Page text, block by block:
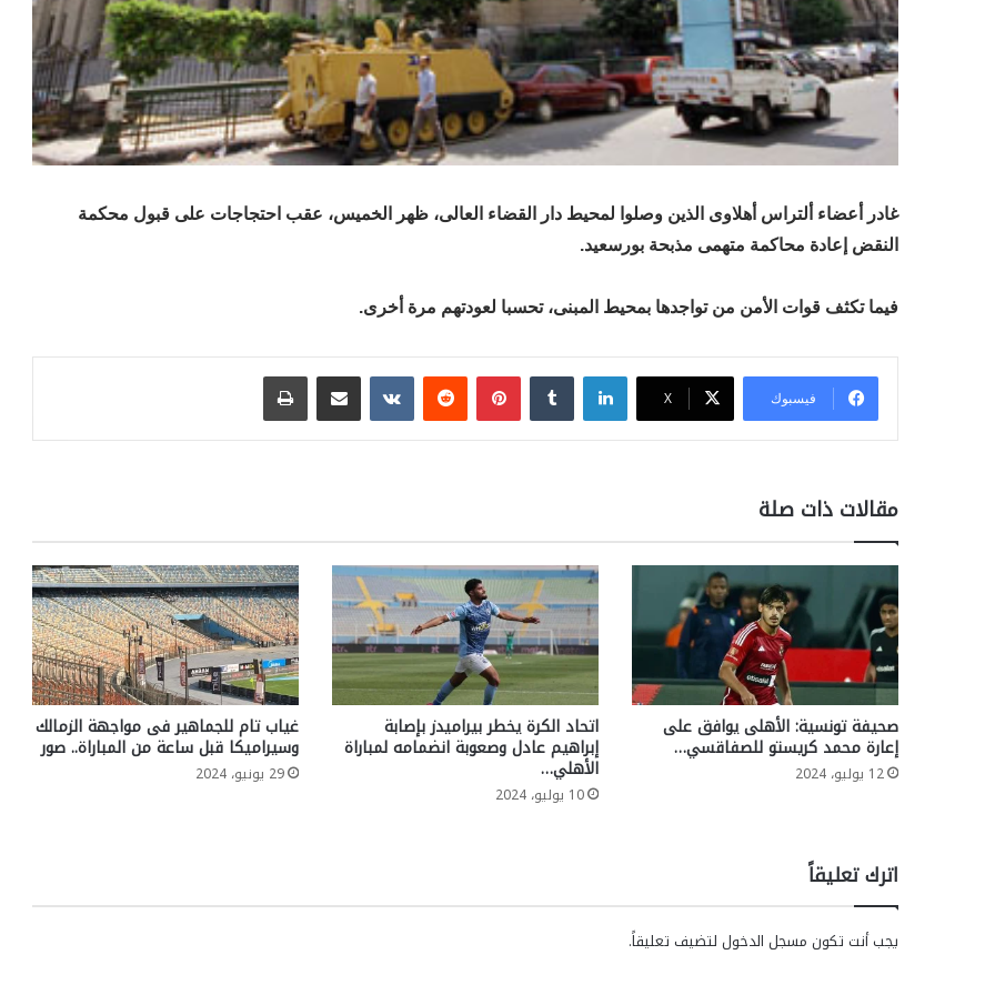
غادر أعضاء ألتراس أهلاوى الذين وصلوا لمحيط دار القضاء العالى، ظهر الخميس، عقب احتجاجات على قبول محكمة
النقض إعادة محاكمة متهمى مذبحة بورسعيد.
فيما تكثف قوات الأمن من تواجدها بمحيط المبنى، تحسبا لعودتهم مرة أخرى.
فيسبوك ‫X
لينكدإن بينتيريست مشاركة عبر البريد طباعة
مقالات ذات صلة
صحيفة تونسية: الأهلى يوافق على
إعارة محمد كريستو للصفاقسي…
12 يوليو، 2024
اتحاد الكرة يخطر بيراميدز بإصابة
إبراهيم عادل وصعوبة انضمامه لمباراة
الأهلي…
10 يوليو، 2024
غياب تام للجماهير فى مواجهة الزمالك
وسيراميكا قبل ساعة من المباراة.. صور
29 يونيو، 2024
اترك تعليقاً
يجب أنت تكون مسجل الدخول لتضيف تعليقاً.